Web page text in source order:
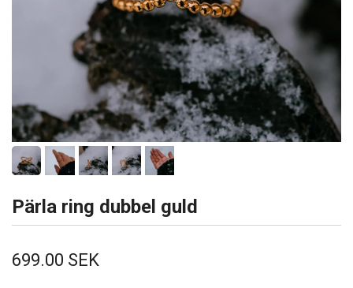
Pärla ring dubbel guld
699.00 SEK